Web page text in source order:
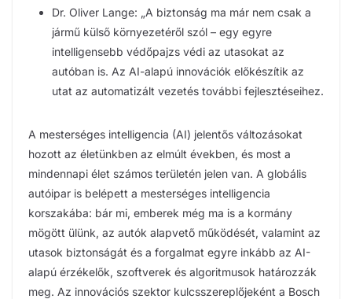
Dr. Oliver Lange: „A biztonság ma már nem csak a
jármű külső környezetéről szól – egy egyre
intelligensebb védőpajzs védi az utasokat az
autóban is. Az AI-alapú innovációk előkészítik az
utat az automatizált vezetés további fejlesztéseihez.
A mesterséges intelligencia (AI) jelentős változásokat
hozott az életünkben az elmúlt években, és most a
mindennapi élet számos területén jelen van. A globális
autóipar is belépett a mesterséges intelligencia
korszakába: bár mi, emberek még ma is a kormány
mögött ülünk, az autók alapvető működését, valamint az
utasok biztonságát és a forgalmat egyre inkább az AI-
alapú érzékelők, szoftverek és algoritmusok határozzák
meg. Az innovációs szektor kulcsszereplőjeként a Bosch